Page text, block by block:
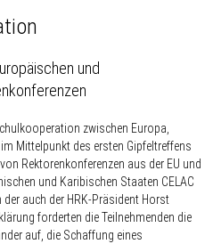
und
zwischen Europa,
Mittelpunkt des ersten Gipfeltreffens
Rektorenkonferenzen aus der EU und
und Karibischen Staaten CELAC
auch der HRK-Präsident Horst
forderten die Teilnehmenden die
auf, die Schaffung eines